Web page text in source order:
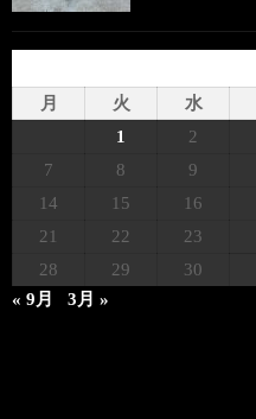
月
火 水
1
2
7
8 9
14
15 16
21
22 23
28
29
30
« 9月
3月 »